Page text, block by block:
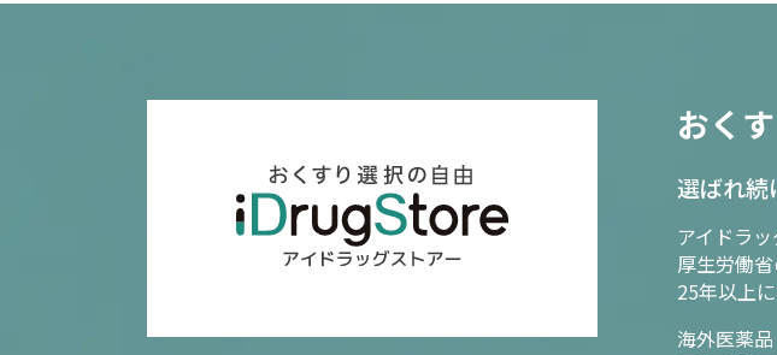
おく
選ばれ続
アイドラ
厚生労働
25年以上
海外医薬